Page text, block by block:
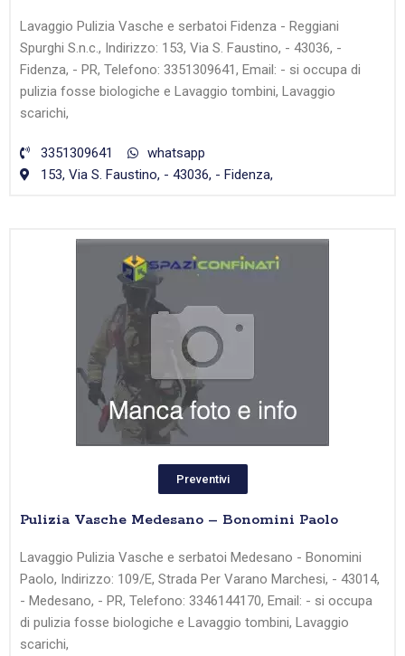
Lavaggio Pulizia Vasche e serbatoi Fidenza - Reggiani
Spurghi S.n.c., Indirizzo: 153, Via S. Faustino, - 43036, -
Fidenza, - PR, Telefono: 3351309641, Email: - si occupa di
pulizia fosse biologiche e Lavaggio tombini, Lavaggio
scarichi,
3351309641
whatsapp
153, Via S. Faustino, - 43036, - Fidenza,
Preventivi
Pulizia Vasche Medesano – Bonomini Paolo
Lavaggio Pulizia Vasche e serbatoi Medesano - Bonomini
Paolo, Indirizzo: 109/E, Strada Per Varano Marchesi, - 43014,
- Medesano, - PR, Telefono: 3346144170, Email: - si occupa
di pulizia fosse biologiche e Lavaggio tombini, Lavaggio
scarichi,